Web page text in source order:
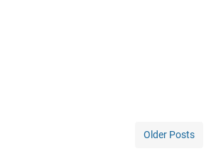
Older Posts